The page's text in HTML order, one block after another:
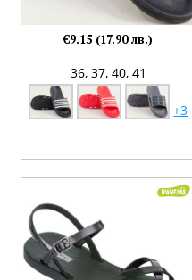
36, 37, 40, 41
+3
€9.15 (17.90 лв.)